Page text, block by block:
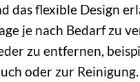
das flexible Design
je nach Bedarf zu
zu entfernen,
oder zur Reinigung.